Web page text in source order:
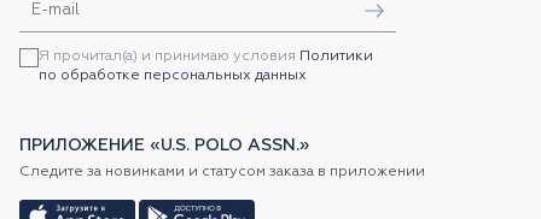
Я прочитал(а) и принимаю условия Политики
по обработке персональных данных
ПРИЛОЖЕНИЕ «U.S. POLO ASSN.»
Следите за новинками и статусом заказа в приложении